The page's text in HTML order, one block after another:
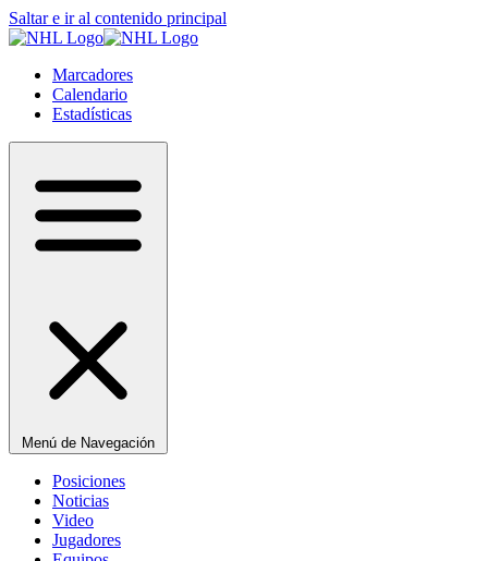
Saltar e ir al contenido principal
Marcadores
Calendario
Estadísticas
Menú de Navegación
Posiciones
Noticias
Video
Jugadores